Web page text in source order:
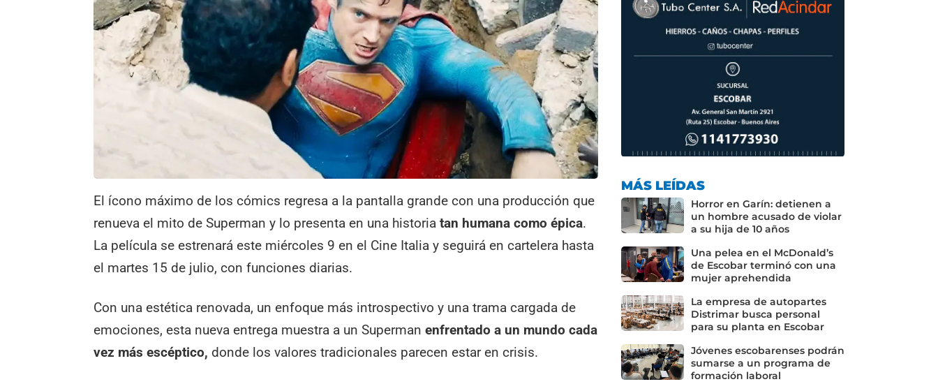
El ícono máximo de los cómics regresa a la pantalla grande con una producción que
renueva el mito de Superman y lo presenta en una historiatan humana como épica.
La película se estrenará este miércoles 9 en el Cine Italia y seguirá en cartelera hasta
el martes 15 de julio, con funciones diarias.
Con una estética renovada, un enfoque más introspectivo y una trama cargada de
emociones, esta nueva entrega muestra a un Superman enfrentado a un mundo cada
vez más escéptico, donde los valores tradicionales parecen estar en crisis.
MÁS LEÍDAS
Horror en Garín: detienen a
un hombre acusado de violar
a su hija de 10 años
Una pelea en el McDonald’s
de Escobar terminó con una
mujer aprehendida
La empresa de autopartes
Distrimar busca personal
para su planta en Escobar
Jóvenes escobarenses podrán
sumarse a un programa de
formación laboral